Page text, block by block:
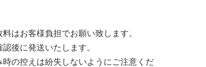
はお客様負担でお願い致します。
後に発送いたします。
の控えは紛失しないようにご注意くだ